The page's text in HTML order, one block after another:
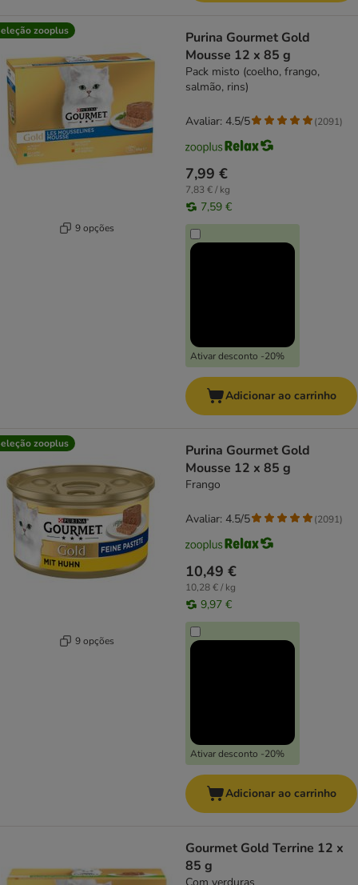
zooplus
9 opções
Purina Gourmet Gold
Mousse 12 x 85 g
Pack misto (coelho, frango,
salmão, rins)
7,99 €
7,83 € / kg
7,59 €
Ativar desconto -20%
Avaliar: 4.5/5 (2091)
Adicionar ao carrinho
zooplus
9 opções
Purina Gourmet Gold
Mousse 12 x 85 g
Frango
10,49 €
10,28 € / kg
9,97 €
Ativar desconto -20%
Avaliar: 4.5/5 (2091)
Adicionar ao carrinho
Gourmet Gold Terrine 12 x
85 g